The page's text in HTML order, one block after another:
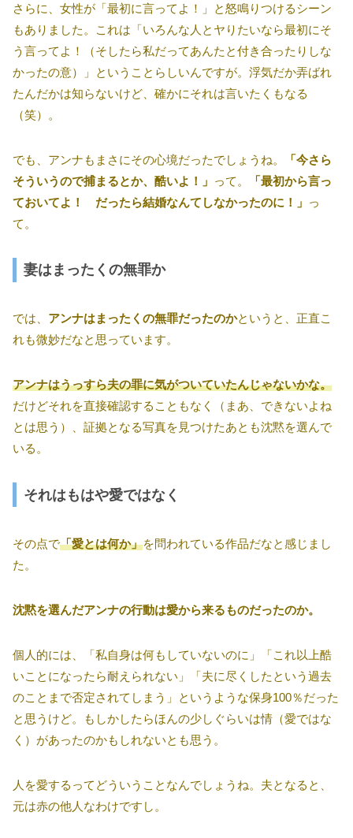
さらに、女性が「最初に言ってよ！」と怒鳴りつけるシーン
もありました。これは「いろんな人とヤりたいなら最初にそ
う言ってよ！（そしたら私だってあんたと付き合ったりしな
かったの意）」ということらしいんですが。浮気だか弄ばれ
たんだかは知らないけど、確かにそれは言いたくもなる
（笑）。
でも、アンナもまさにその心境だったでしょうね。
「今さら
そういうので捕まるとか、酷いよ！」 って。
「最初から言っ
ておいてよ！ だったら結婚なんてしなかったのに！」 っ
て。
妻はまったくの無罪か
では、 アンナはまったくの無罪だったのかというと、正直こ
れも微妙だなと思っています。
アンナはうっすら夫の罪に気がついていたんじゃないかな。
だけどそれを直接確認することもなく（まあ、できないよね
とは思う）、証拠となる写真を見つけたあとも沈黙を選んで
いる。
それはもはや愛ではなく
その点で「愛とは何か」を問われている作品だなと感じまし
た。
沈黙を選んだアンナの行動は愛から来るものだったのか。
個人的には、「私自身は何もしていないのに」「これ以上酷
いことになったら耐えられない」「夫に尽くしたという過去
のことまで否定されてしまう」というような保身100％だった
と思うけど。もしかしたらほんの少しぐらいは情（愛ではな
く）があったのかもしれないとも思う。
人を愛するってどういうことなんでしょうね。夫となると、
元は赤の他人なわけですし。